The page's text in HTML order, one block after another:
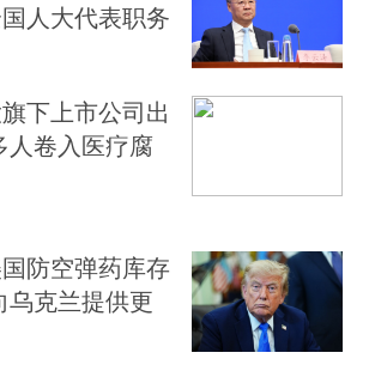
人大代表职务
旗下上市公司出
人卷入医疗腐
防空弹药库存
乌克兰提供更